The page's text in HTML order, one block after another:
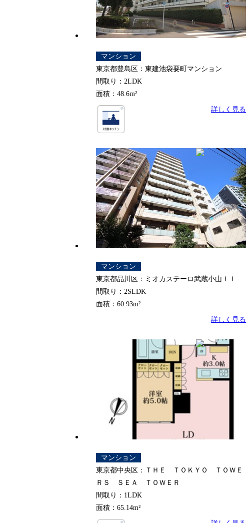
マンション
東京都豊島区：東建池袋要町マンション
間取り：2LDK
面積：48.6m²
詳しく見る
マンション
東京都品川区：ミオカステーロ武蔵小山ＩＩ
間取り：2SLDK
面積：60.93m²
詳しく見る
マンション
東京都中央区：ＴＨＥ ＴＯＫＹＯ ＴＯＷＥ
ＲＳ ＳＥＡ ＴＯＷＥＲ
間取り：1LDK
面積：65.14m²